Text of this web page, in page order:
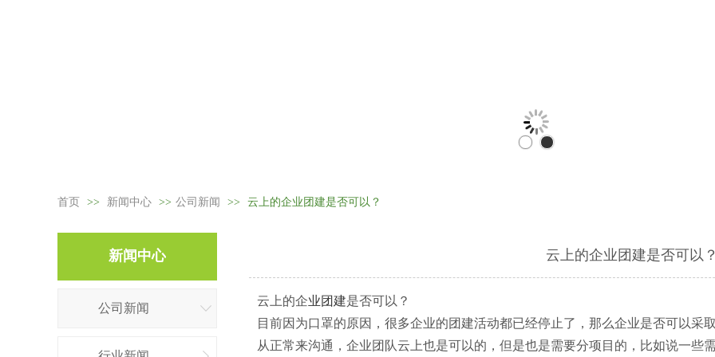
首页 >> 新闻中心 >> 公司新闻 >> 云上的企业团建是否可以？
新闻中心
公司新闻
云上的企业团建是否可以
云上的企业团建是否可以？
目前因为口罩的原因，很多企业的团建活动都已经停止了，那么企业是否可以采
从正常来沟通，企业团队云上也是可以的，但是也是需要分项目的，比如说一些